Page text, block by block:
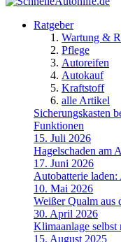
Ratgeber
Wartung &
Pflege
Autoreifen
Autokauf
Kraftstoff
alle Artikel
Sicherungskasten
Funktionen
15. Juli 2026
Hagelschaden am
17. Juni 2026
Autobatterie
10. Mai 2026
Weißer Qualm aus
30. April 2026
Klimaanlage selbst
15. August 2025